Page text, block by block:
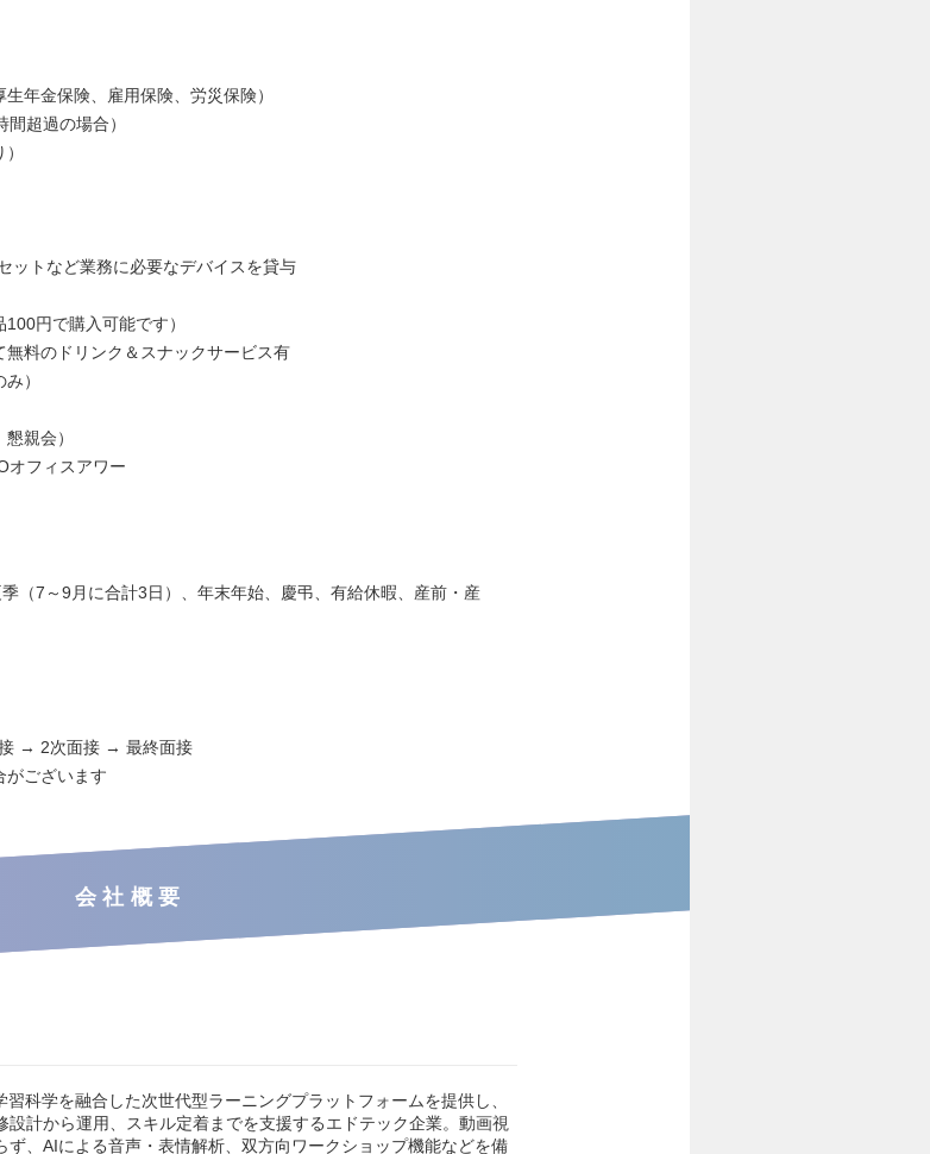
年金保険、雇用保険、労災保険）
超過の場合）
ットなど業務に必要なデバイスを貸与
円で購入可能です）
無料のドリンク＆スナックサービス有
）
親会）
オフィスアワー
（7～9月に合計3日）、年末年始、慶弔、有給休暇、産前・産
→ 2次面接 → 最終面接
ございます
会社概要
習科学を融合した次世代型ラーニングプラットフォームを提供し、
設計から運用、スキル定着までを支援するエドテック企業。動画視
ず、AIによる音声・表情解析、双方向ワークショップ機能などを備